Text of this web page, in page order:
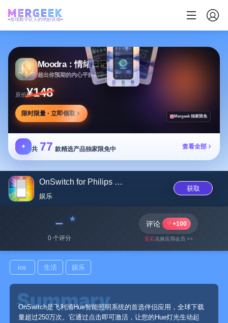
发现数字匠人的绝妙灵感
Moodra：情绪日记
超出你预期的内心平静助手
原价¥148
限时限量 · 立即领取 Mergeek 独家限免
✦ 共 77 款精选产品独家限免中 查看全部
OnSwitch for Philips Hue/LIFX
娱乐
获取
﹣
0 个评分
评论 +100
宝石兑换应用会员 >>
ios 生活 娱乐
OnSwitch是飞利浦Hue智能照明系统的首选伴侣应用，全球下载
量超过250万次。它通过点击即可激活，让您的Hue灯光生动起